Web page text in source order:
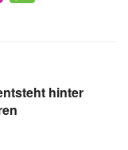
g hinter